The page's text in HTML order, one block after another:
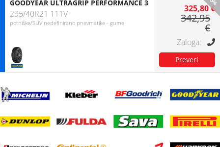
GOODYEAR ULTRAGRIP PERFORMANCE 3
295/40R21 111V
potniške/SUV nedefinirano pnevmatike - gume
325,80 €
342,95
€